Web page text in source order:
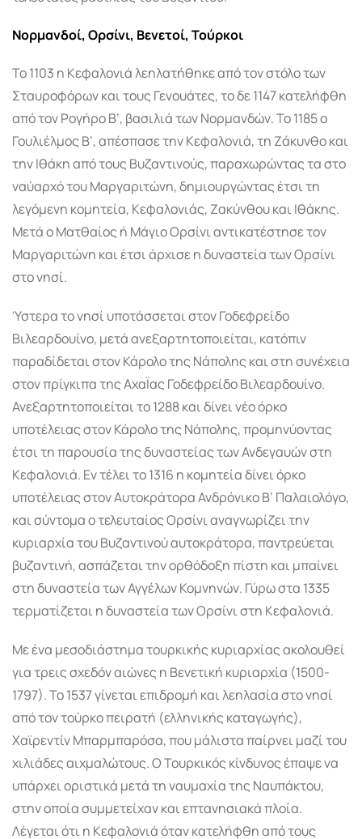
Νορμανδοί, Ορσίνι, Βενετοί, Τούρκοι
Το 1103 η Κεφαλονιά λεηλατήθηκε από τον στόλο των
Σταυροφόρων και τους Γενουάτες, το δε 1147 κατελήφθη
από τον Ρογήρο Β’, βασιλιά των Νορμανδών. Το 1185 ο
Γουλιέλμος Β’, απέσπασε την Κεφαλονιά, τη Ζάκυνθο και
την Ιθάκη από τους Βυζαντινούς, παραχωρώντας τα στο
ναύαρχό του Μαργαριτώνη, δημιουργώντας έτσι τη
λεγόμενη κομητεία, Κεφαλονιάς, Ζακύνθου και Ιθάκης.
Μετά ο Ματθαίος ή Μάγιο Ορσίνι αντικατέστησε τον
Μαργαριτώνη και έτσι άρχισε η δυναστεία των Ορσίνι
στο νησί.
Ύστερα το νησί υποτάσσεται στον Γοδεφρείδο
Βιλεαρδουίνο, μετά ανεξαρτητοποιείται, κατόπιν
παραδίδεται στον Κάρολο της Νάπολης και στη συνέχεια
στον πρίγκιπα της ΑχαΪας Γοδεφρείδο Βιλεαρδουίνο.
Ανεξαρτητοποιείται το 1288 και δίνει νέο όρκο
υποτέλειας στον Κάρολο της Νάπολης, προμηνύοντας
έτσι τη παρουσία της δυναστείας των Ανδεγαυών στη
Κεφαλονιά. Εν τέλει το 1316 η κομητεία δίνει όρκο
υποτέλειας στον Αυτοκράτορα Ανδρόνικο Β’ Παλαιολόγο,
και σύντομα ο τελευταίος Ορσίνι αναγνωρίζει την
κυριαρχία του Βυζαντινού αυτοκράτορα, παντρεύεται
βυζαντινή, ασπάζεται την ορθόδοξη πίστη και μπαίνει
στη δυναστεία των Αγγέλων Κομνηνών. Γύρω στα 1335
τερματίζεται η δυναστεία των Ορσίνι στη Κεφαλονιά.
Με ένα μεσοδιάστημα τουρκικής κυριαρχίας ακολουθεί
για τρεις σχεδόν αιώνες η Βενετική κυριαρχία (1500-
1797). Το 1537 γίνεται επιδρομή και λεηλασία στο νησί
από τον τούρκο πειρατή (ελληνικής καταγωγής),
Χαϊρεντίν Μπαρμπαρόσα, που μάλιστα παίρνει μαζί του
χιλιάδες αιχμαλώτους. Ο Τουρκικός κίνδυνος έπαψε να
υπάρχει οριστικά μετά τη ναυμαχία της Ναυπάκτου,
στην οποία συμμετείχαν και επτανησιακά πλοία.
Λέγεται ότι η Κεφαλονιά όταν κατελήφθη από τους